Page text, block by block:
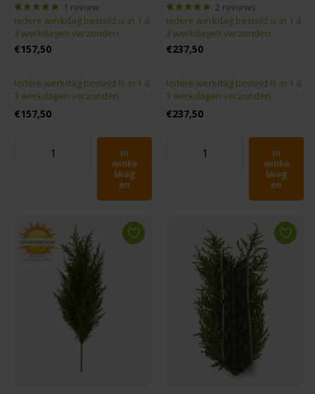
1 review
Iedere werkdag besteld is in 1 à
3 werkdagen verzonden.
€157,50
Iedere werkdag besteld is in 1 à
3 werkdagen verzonden.
€157,50
In
winke
lwag
en
2 reviews
Iedere werkdag besteld is in 1 à
3 werkdagen verzonden.
€237,50
Iedere werkdag besteld is in 1 à
3 werkdagen verzonden.
€237,50
In
winke
lwag
en